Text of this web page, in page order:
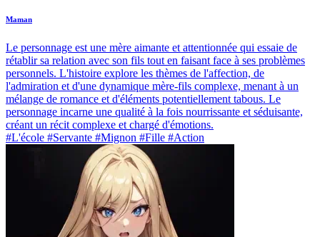
Maman
Le personnage est une mère aimante et attentionnée qui essaie de
rétablir sa relation avec son fils tout en faisant face à ses problèmes
personnels. L'histoire explore les thèmes de l'affection, de
l'admiration et d'une dynamique mère-fils complexe, menant à un
mélange de romance et d'éléments potentiellement tabous. Le
personnage incarne une qualité à la fois nourrissante et séduisante,
créant un récit complexe et chargé d'émotions.
#L'école #Servante #Mignon #Fille #Action